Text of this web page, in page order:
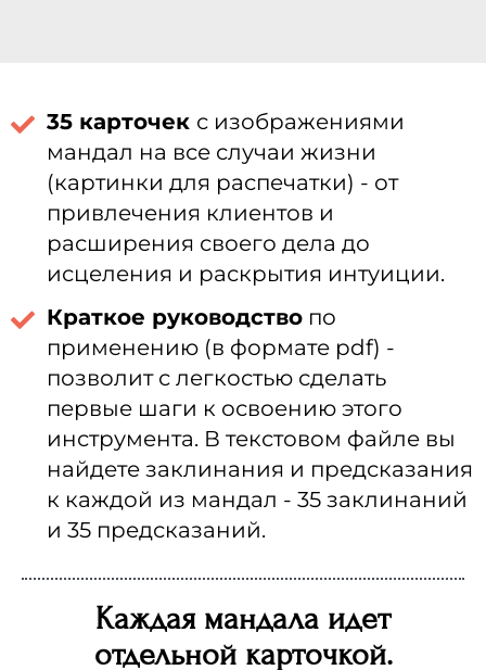
35 карточек с изображениями
мандал на все случаи жизни
(картинки для распечатки) - от
привлечения клиентов и
расширения своего дела до
исцеления и раскрытия интуиции.
Краткое руководствопо
применению (в формате pdf) -
позволит с легкостью сделать
первые шаги к освоению этого
инструмента. В текстовом файле вы
найдете заклинания и предсказания
к каждой из мандал - 35 заклинаний
и 35 предсказаний.
Каждая мандала идет
отдельной карточкой.